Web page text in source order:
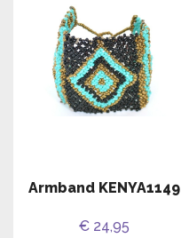
Armband KENYA1149
€ 24,95